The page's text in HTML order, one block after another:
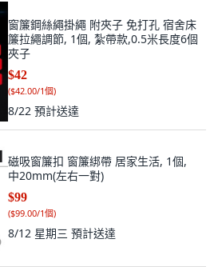
窗簾鋼絲繩掛繩 附夾子 免打孔 宿舍床
簾拉繩調節, 1個, 紮帶款,0.5米長度6個
夾子
$42
($42.00/1個)
8/22 預計送達
磁吸窗簾扣 窗簾綁帶 居家生活, 1個,
中20mm(左右一對)
$99
($99.00/1個)
8/12 星期三 預計送達